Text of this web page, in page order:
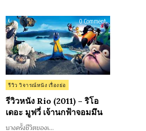
0 Commenton
รีวิว
หนัง
Rio
(2011)
–
ริโอ
เดอะ
มูฟ
วี่
Posted
in
รีวิว วิจารณ์หนัง เรื่องย่อ
รีวิวหนัง Rio (2011) – ริโอ
เดอะ มูฟวี่ เจ้านกฟ้าจอมมึน
บางครั้งชีวิตของเ…